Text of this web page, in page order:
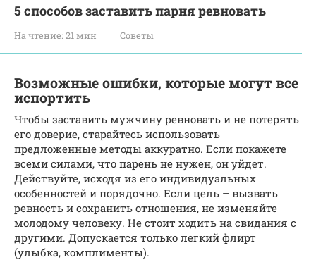
5 способов заставить парня ревновать
На чтение: 21 мин Советы
Возможные ошибки, которые могут все
испортить
Чтобы заставить мужчину ревновать и не потерять
его доверие, старайтесь использовать
предложенные методы аккуратно. Если покажете
всеми силами, что парень не нужен, он уйдет.
Действуйте, исходя из его индивидуальных
особенностей и порядочно. Если цель – вызвать
ревность и сохранить отношения, не изменяйте
молодому человеку. Не стоит ходить на свидания с
другими. Допускается только легкий флирт
(улыбка, комплименты).